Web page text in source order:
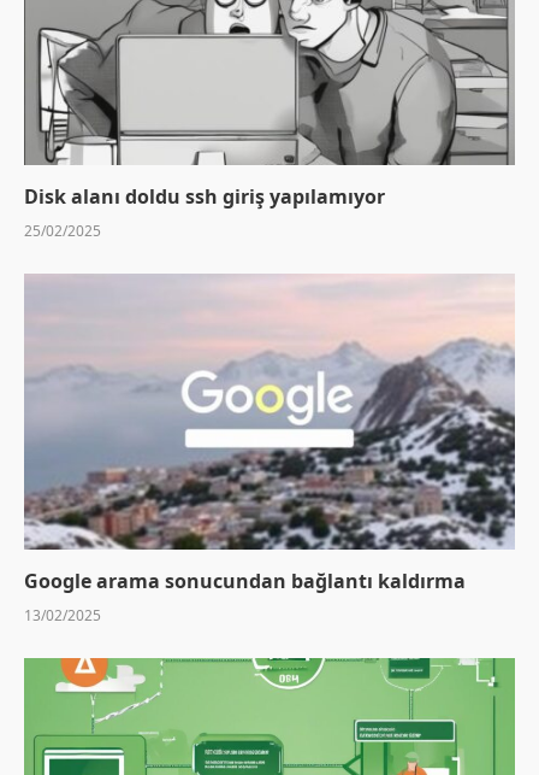
Disk alanı doldu ssh giriş yapılamıyor
25/02/2025
Google arama sonucundan bağlantı kaldırma
13/02/2025